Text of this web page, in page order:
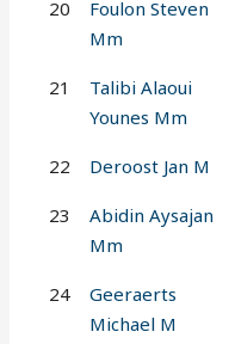
20
Foulon Steven
Mm
21
Talibi Alaoui
Younes Mm
22 Deroost Jan M
23
Abidin Aysajan
Mm
24
Geeraerts
Michael M